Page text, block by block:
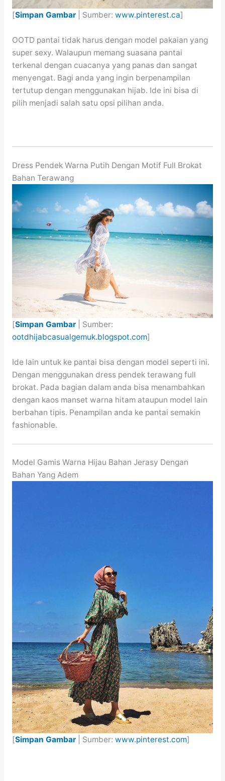
[Simpan Gambar| Sumber: www.pinterest.ca]
OOTD pantai tidak harus dengan model pakaian yang
super sexy. Walaupun memang suasana pantai
terkenal dengan cuacanya yang panas dan sangat
menyengat. Bagi anda yang ingin berpenampilan
tertutup dengan menggunakan hijab. Ide ini bisa di
pilih menjadi salah satu opsi pilihan anda.
Dress Pendek Warna Putih Dengan Motif Full Brokat
Bahan Terawang
[Simpan Gambar| Sumber:
ootdhijabcasualgemuk.blogspot.com]
Ide lain untuk ke pantai bisa dengan model seperti ini.
Dengan menggunakan dress pendek terawang full
brokat. Pada bagian dalam anda bisa menambahkan
dengan kaos manset warna hitam ataupun model lain
berbahan tipis. Penampilan anda ke pantai semakin
fashionable.
Model Gamis Warna Hijau Bahan Jerasy Dengan
Bahan Yang Adem
[Simpan Gambar| Sumber: www.pinterest.com]